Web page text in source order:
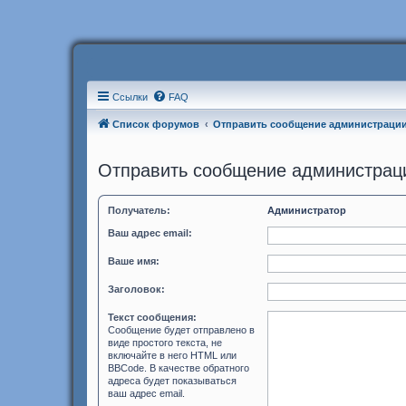
Ссылки FAQ
Список форумов Отправить сообщение
Отправить сообщение
Получатель: Администратор
Ваш адрес email:
Ваше имя:
Заголовок:
Текст сообщения:
Сообщение будет отправлено в
виде простого текста, не
включайте в него HTML или
BBCode. В качестве обратного
адреса будет показываться
ваш адрес email.